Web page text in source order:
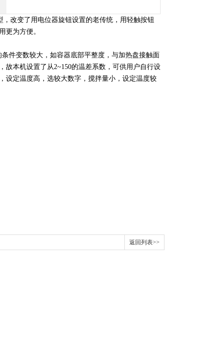
改变了用电位器旋钮设置的老传统，用轻触按钮
更为方便。
件变数较大，如容器底部平整度，与加热盘接触面
本机设置了从2~150的温差系数，可供用户自行设
设定温度高，选较大数字，搅拌量小，设定温度较
返回列表>>